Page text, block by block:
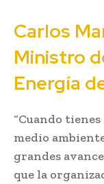
Carlos
Ministro
Energía
“Cuando
medio
grandes
que la